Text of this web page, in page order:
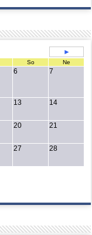
►
So Ne
6 7
13 14
20 21
27 28